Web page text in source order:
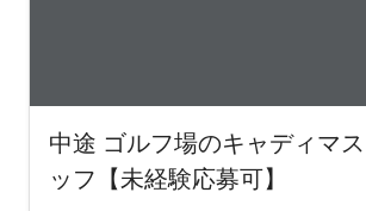
中途 ゴルフ場のキャディマ
ッフ【未経験応募可】